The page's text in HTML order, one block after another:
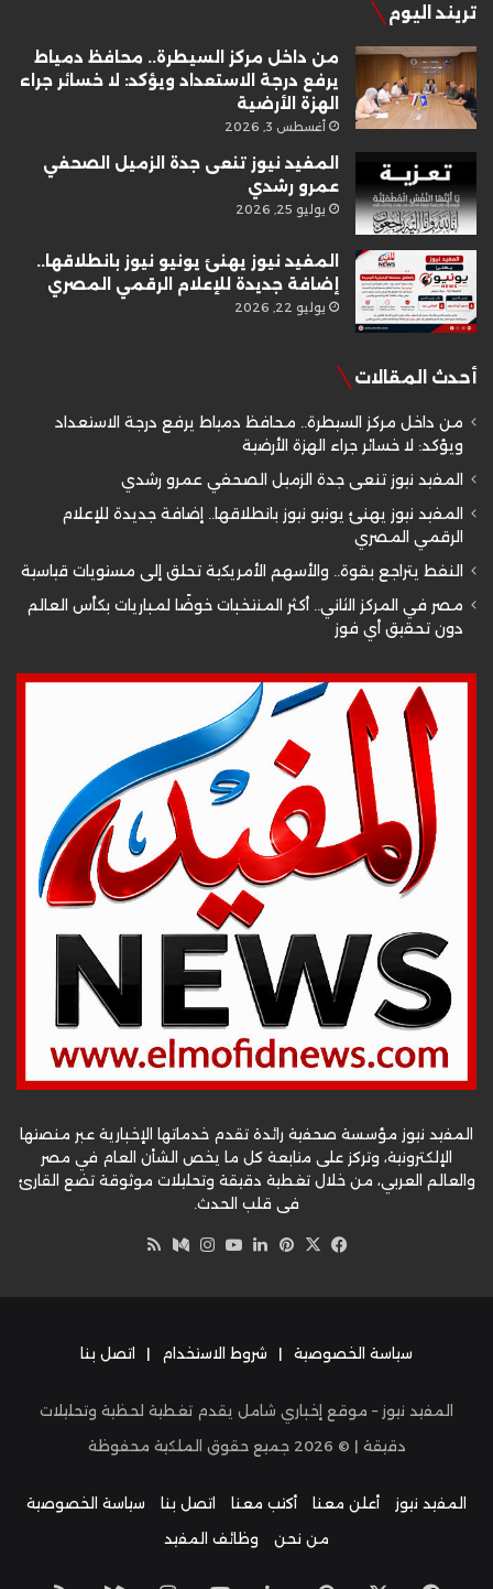
تريند اليوم
من داخل مركز السيطرة.. محافظ دمياط
يرفع درجة الاستعداد ويؤكد: لا خسائر جراء
الهزة الأرضية
أغسطس 3, 2026
المفيد نيوز تنعى جدة الزميل الصحفي
عمرو رشدي
يوليو 25, 2026
المفيد نيوز يهنئ يونيو نيوز بانطلاقها..
إضافة جديدة للإعلام الرقمي المصري
يوليو 22, 2026
أحدث المقالات
من داخل مركز السيطرة.. محافظ دمياط يرفع درجة الاستعداد
ويؤكد: لا خسائر جراء الهزة الأرضية
المفيد نيوز تنعى جدة الزميل الصحفي عمرو رشدي
المفيد نيوز يهنئ يونيو نيوز بانطلاقها.. إضافة جديدة للإعلام
الرقمي المصري
النفط يتراجع بقوة.. والأسهم الأمريكية تحلق إلى مستويات قياسية
مصر في المركز الثاني.. أكثر المنتخبات خوضًا لمباريات بكأس العالم
دون تحقيق أي فوز
المفيد نيوز مؤسسة صحفية رائدة تقدم خدماتها الإخبارية عبر منصتها
الإلكترونية، وتركز على متابعة كل ما يخص الشأن العام في مصر
والعالم العربي، من خلال تغطية دقيقة وتحليلات موثوقة تضع القارئ
في قلب الحدث.
فيسبوك
‫X بينتيريست
لينكدإن‫YouTube
انستقرام
وسط
سياسة الخصوصية | شروط الاستخدام | اتصل بنا
المفيد نيوز – موقع إخباري شامل يقدم تغطية لحظية وتحليلات
دقيقة | © 2026 جميع حقوق الملكية محفوظة
المفيد نيوز أعلن معنا أكتب معنا اتصل بنا
سياسة الخصوصية
من نحن
وظائف المفيد